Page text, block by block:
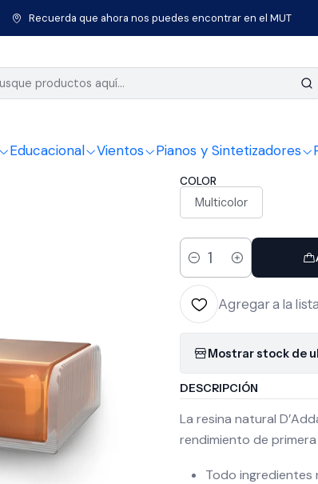
Educacional Vientos Pianos y Sintetizadores
Recuerda que ahora nos puedes encontrar en el MUT
Accesorios cuerdas frotadas Pecastilla Resina/
|
Resina/
COLOR
Multicolor
Cantidad
Agregar a la
Mostrar stock de
DESCRIPCIÓN
La resina natural
rendimiento de
Todo ingredientes